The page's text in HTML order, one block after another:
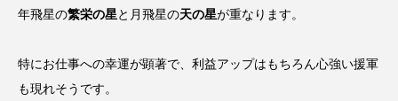
年飛星の繁栄の星と月飛星の天の星が重なります。
特にお仕事への幸運が顕著で、利益アップはもちろん心強い援軍
も現れそうです。